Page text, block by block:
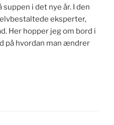
i det nye år. I den
eksperter,
Her hopper jeg om bord i
på hvordan man ændrer